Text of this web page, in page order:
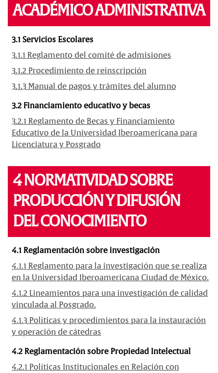
ACADÉMICO ADMINISTRATIVA
3.1 Servicios Escolares
3.1.1 Reglamento del comité de admisiones
3.1.2 Procedimiento de reinscripción
3.1.3 Manual de pagos y trámites del alumno
3.2 Financiamiento educativo y becas
3.2.1 Reglamento de Becas y Financiamiento
Educativo de la Universidad Iberoamericana para
Licenciatura y Posgrado
4 NORMATIVIDAD SOBRE
PRODUCCIÓN Y DIFUSIÓN
DEL CONOCIMIENTO
4.1 Reglamentación sobre investigación
4.1.1 Reglamento para la investigación que se realiza
en la Universidad Iberoamericana Ciudad de México.
4.1.2 Lineamientos para una investigación de calidad
vinculada al Posgrado.
4.1.3 Políticas y procedimientos para la instauración
y operación de cátedras
4.2 Reglamentación sobre Propiedad Intelectual
4.2.1 Políticas Institucionales en Relación con